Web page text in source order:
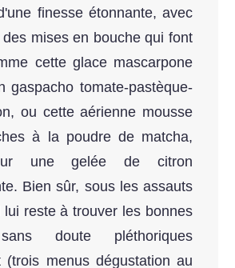
finesse étonnante, avec
mises en bouche qui font
cette glace mascarpone
gaspacho tomate-pastèque-
ou cette aérienne mousse
à la poudre de matcha,
une gelée de citron
Bien sûr, sous les assauts
reste à trouver les bonnes
doute pléthoriques
(trois menus dégustation au